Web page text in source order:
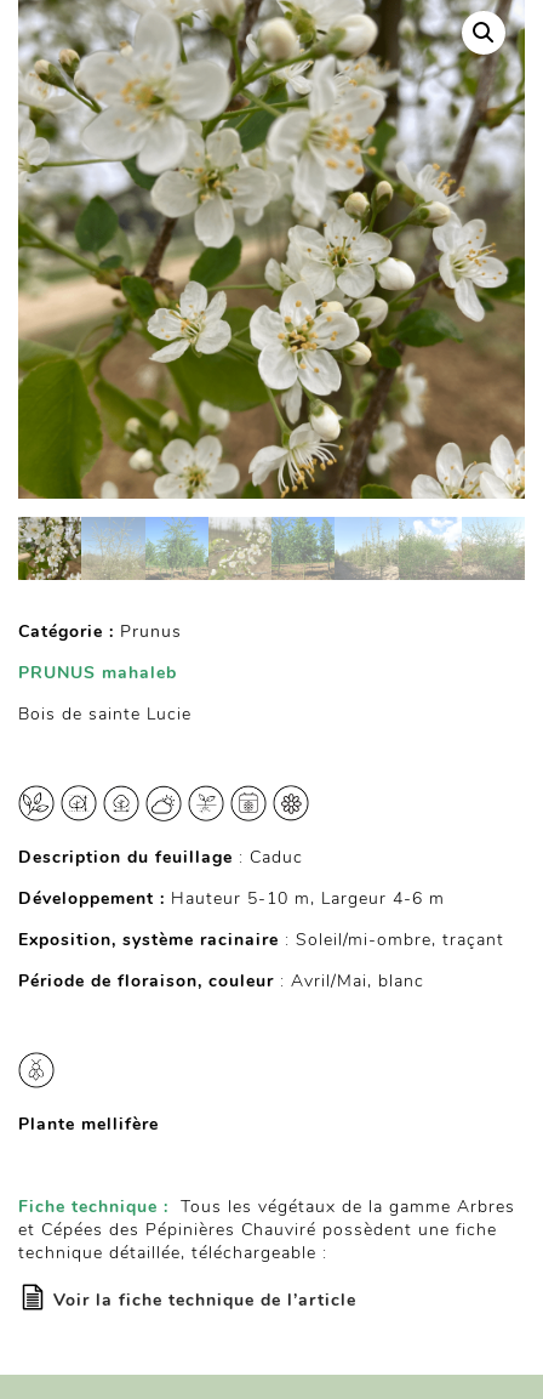
PRUNUS mahaleb
Bois de sainte Lucie
Description du feuillage : Caduc
Développement : Hauteur 5-10 m, Largeur 4-6 m
Exposition, système racinaire : Soleil/mi-ombre, traçant
Période de floraison, couleur : Avril/Mai, blanc
Plante mellifère
Fiche technique : Tous les végétaux de la gamme Arbres
et Cépées des Pépinières Chauviré possèdent une fiche
technique détaillée, téléchargeable :
Voir la fiche technique de l’article
Catégorie : Prunus